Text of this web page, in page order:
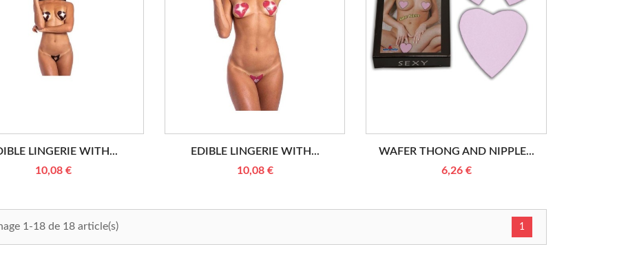
LINGERIE WITH...
10,08 €
EDIBLE LINGERIE WITH...
10,08 €
WAFER THONG AND NIPPLE...
6,26 €
1-18 de 18 article(s) 1